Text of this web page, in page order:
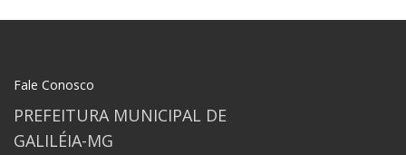
Fale Conosco
PREFEITURA MUNICIPAL DE
GALILÉIA-MG